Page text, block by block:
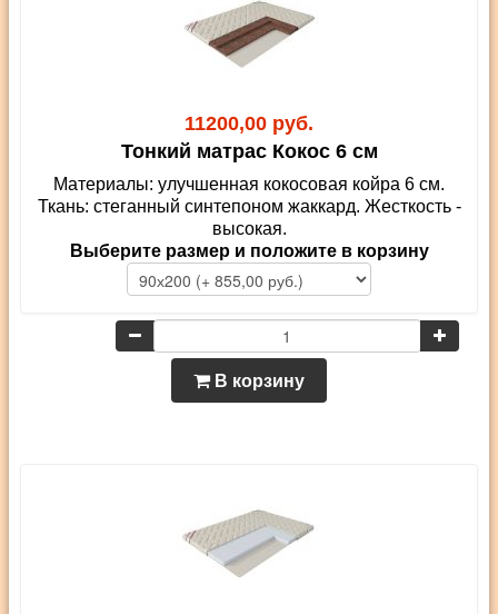
11200,00 руб.
Тонкий матрас Кокос 6 см
Материалы: улучшенная кокосовая койра 6 см.
Ткань: стеганный синтепоном жаккард. Жесткость -
высокая.
Выберите размер и положите в корзину
В корзину